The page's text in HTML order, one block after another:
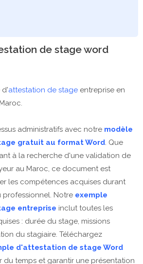
de stage word
d'attestation de stage entreprise en
administratifs avec notre modèle
gratuit au format Word. Que
à la recherche d'une validation de
au Maroc, ce document est
les compétences acquises durant
professionnel. Notre exemple
entreprise inclut toutes les
: durée du stage, missions
du stagiaire. Téléchargez
d'attestation de stage Word
du temps et garantir une présentation